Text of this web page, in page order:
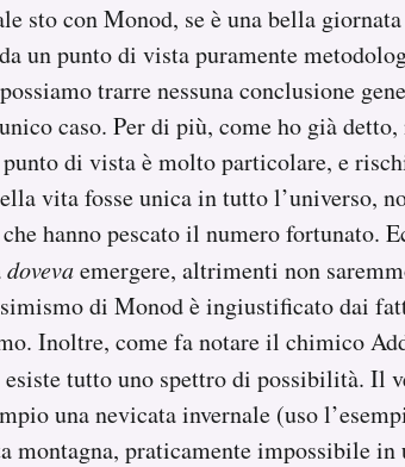
sto con Monod, se è una bella
un punto di vista puramente
trarre nessuna conclusione
caso. Per di più, come ho già
di vista è molto particolare, e
vita fosse unica in tutto l’universo,
hanno pescato il numero fortunato.
dovevaemergere, altrimenti non
di Monod è ingiustificato dai
Inoltre, come fa notare il chimico
esiste tutto uno spettro di possibilità. Il
una nevicata invernale (uso
montagna, praticamente impossibile in